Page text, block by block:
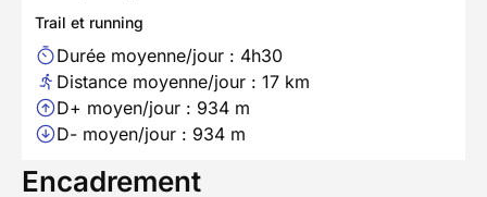
Trail et running
Durée moyenne/jour : 4h30
Distance moyenne/jour : 17 km
D+ moyen/jour : 934 m
D- moyen/jour : 934 m
Encadrement